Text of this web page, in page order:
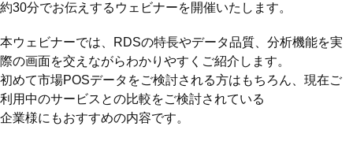
約30分でお伝えするウェビナーを開催いたします。
本ウェビナーでは、RDSの特長やデータ品質、分析機能を実
際の画面を交えながらわかりやすくご紹介します。
初めて市場POSデータをご検討される方はもちろん、現在ご
利用中のサービスとの比較をご検討されている
企業様にもおすすめの内容です。